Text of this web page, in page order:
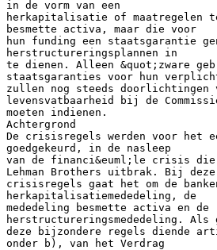
in de vorm van een
herkapitalisatie of maatregelen
besmette activa, maar die voor
hun funding een staatsgarantie
herstructureringsplannen in
te dienen. Alleen &quot;zware
staatsgaranties voor hun
zullen nog steeds doorlichtingen
levensvatbaarheid bij de
moeten indienen.
Achtergrond
De crisisregels werden voor het
goedgekeurd, in de nasleep
van de financi&euml;le crisis die
Lehman Brothers uitbrak. Bij deze
crisisregels gaat het om de
herkapitalisatiemededeling, de
mededeling besmette activa en de
herstructureringsmededeling. Als
deze bijzondere regels diende
onder b), van het Verdrag